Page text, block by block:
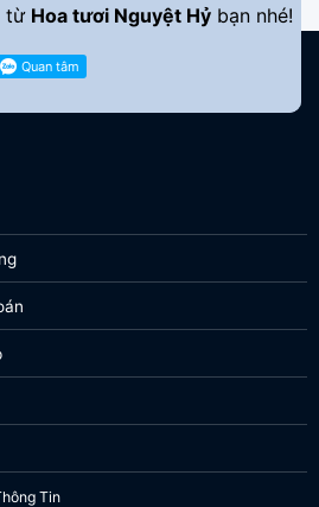
từ Hoa tươi Nguyệt Hỷ bạn nhé!
Tin